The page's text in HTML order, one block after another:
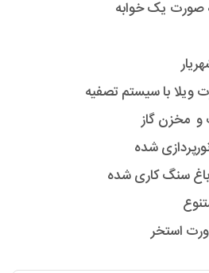
ویلا با سیستم تصفیه
و مخزن گاز
شده
باغ سنگ کاری شده
استخر